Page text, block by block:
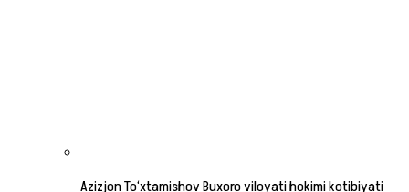
Azizjon To‘xtamishov Buxoro viloyati hokimi kotibiyati